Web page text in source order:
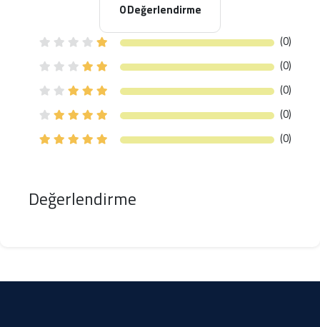
0 Değerlendirme
(0)
(0)
(0)
(0)
(0)
Değerlendirme